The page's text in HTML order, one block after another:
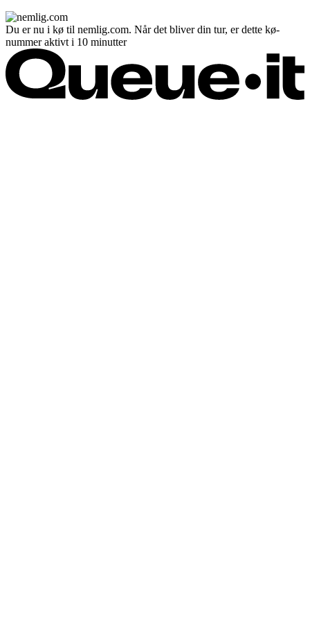
Du er nu i kø til nemlig.com. Når det bliver din tur, er dette kø-
nummer aktivt i 10 minutter